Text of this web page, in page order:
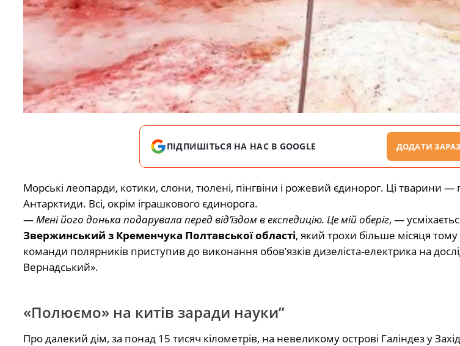
ПІДПИШІТЬСЯ НА НАС В GOOGLE ДОДАТИ ЗАРАЗ
Морські леопарди, котики, слони, тюлені, пінгвіни і рожевий єдинорог. Ці тварини —
Антарктиди. Всі, окрім іграшкового єдинорога.
— Мені його донька подарувала перед від’їздом в експедицію. Це мій оберіг, —
Звержинський з Кременчука Полтавської області, який трохи більше місяця тому
команди полярників приступив до виконання обов’язків дизеліста-електрика на
Вернадський».
«Полюємо» на китів заради науки”
Про далекий дім, за понад 15 тисяч кілометрів, на невеликому острові Галіндез у